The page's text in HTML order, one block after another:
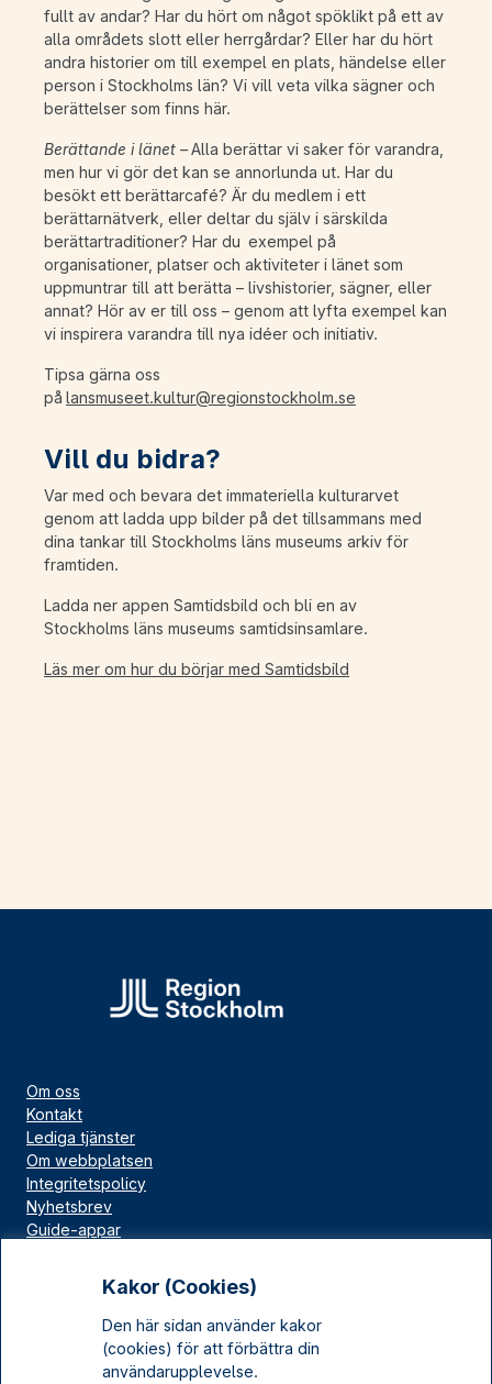
Kakor (Cookies)
Den här sidan använder kakor
(cookies) för att förbättra din
användarupplevelse.
fullt av andar? Har du hört om något spöklikt på ett av
alla områdets slott eller herrgårdar? Eller har du hört
andra historier om till exempel en plats, händelse eller
person i Stockholms län? Vi vill veta vilka sägner och
berättelser som finns här.
Berättande i länet –Alla berättar vi saker för varandra,
men hur vi gör det kan se annorlunda ut. Har du
besökt ett berättarcafé? Är du medlem i ett
berättarnätverk, eller deltar du själv i särskilda
berättartraditioner? Har du exempel på
organisationer, platser och aktiviteter i länet som
uppmuntrar till att berätta – livshistorier, sägner, eller
annat? Hör av er till oss – genom att lyfta exempel kan
vi inspirera varandra till nya idéer och initiativ.
Tipsa gärna oss
på lansmuseet.kultur@regionstockholm.se
Vill du bidra?
Var med och bevara det immateriella kulturarvet
genom att ladda upp bilder på det tillsammans med
dina tankar till Stockholms läns museums arkiv för
framtiden.
Ladda ner appen Samtidsbild och bli en av
Stockholms läns museums samtidsinsamlare.
Läs mer om hur du börjar med Samtidsbild
Om oss
Kontakt
Lediga tjänster
Om webbplatsen
Integritetspolicy
Nyhetsbrev
Guide-appar
Kulturarv Stockholm
Sociala medier